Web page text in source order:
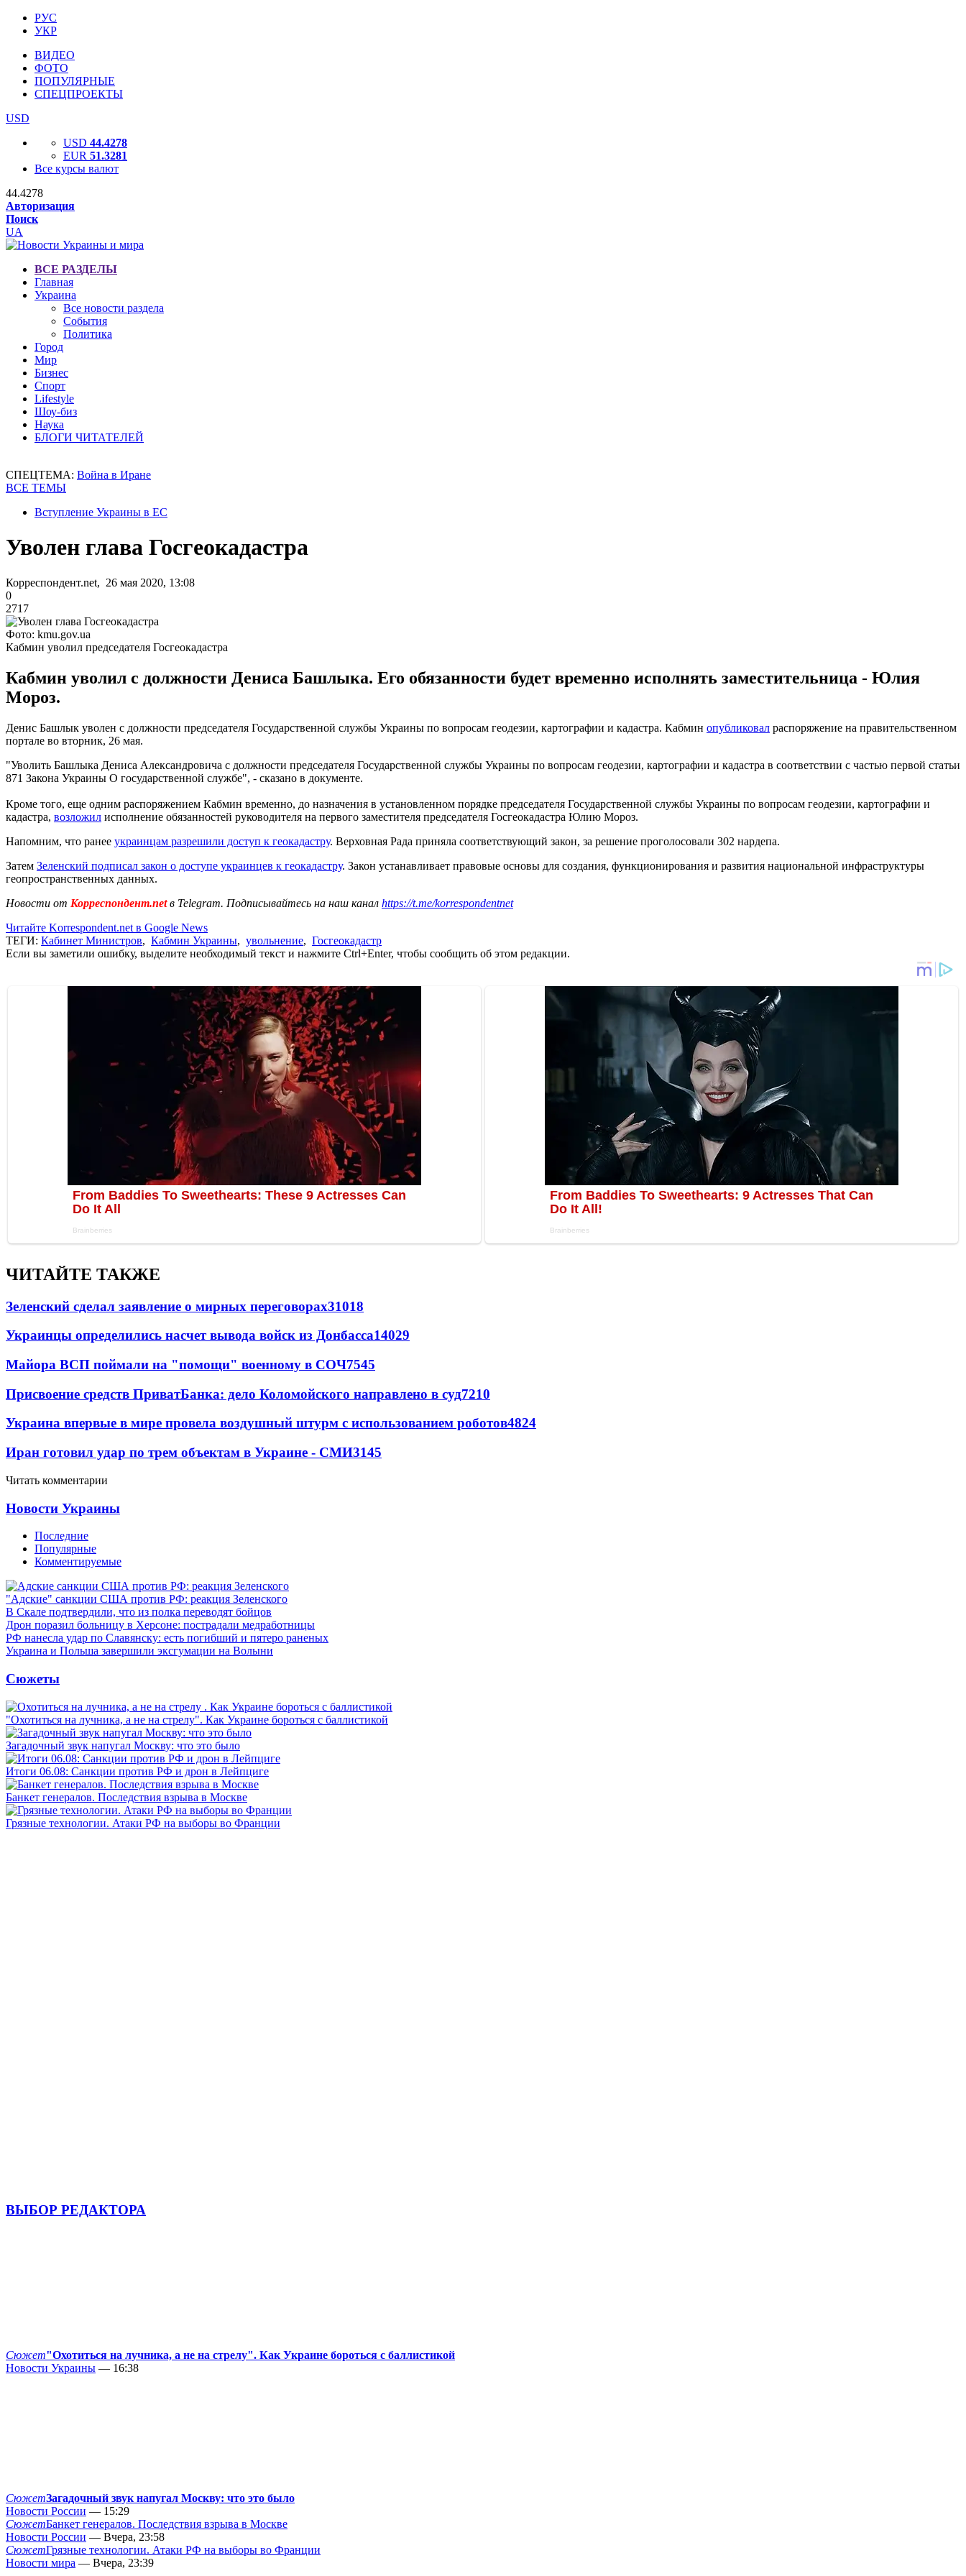
РУС
УКР
ВИДЕО
ФОТО
ПОПУЛЯРНЫЕ
СПЕЦПРОЕКТЫ
USD
USD 44.4278
EUR 51.3281
Все курсы валют
44.4278
Авторизация
Поиск
UA
ВСЕ РАЗДЕЛЫ
Главная
Украина
Все новости раздела
События
Политика
Город
Мир
Бизнес
Спорт
Lifestyle
Шоу-биз
Наука
БЛОГИ ЧИТАТЕЛЕЙ
СПЕЦТЕМА: Война в Иране
ВСЕ ТЕМЫ
Вступление Украины в ЕС
Уволен глава Госгеокадастра
Корреспондент.net, 26 мая 2020, 13:08
0
2717
Фото: kmu.gov.ua
Кабмин уволил председателя Госгеокадастра
Кабмин уволил с должности Дениса Башлыка. Его обязанности будет временно исполнять заместительница - Юлия
Мороз.
Денис Башлык уволен с должности председателя Государственной службы Украины по вопросам геодезии, картографии и кадастра. Кабмин опубликовал распоряжение на правительственном
портале во вторник, 26 мая.
"Уволить Башлыка Дениса Александровича с должности председателя Государственной службы Украины по вопросам геодезии, картографии и кадастра в соответствии с частью первой статьи
871 Закона Украины О государственной службе", - сказано в документе.
Кроме того, еще одним распоряжением Кабмин временно, до назначения в установленном порядке председателя Государственной службы Украины по вопросам геодезии, картографии и
кадастра, возложил исполнение обязанностей руководителя на первого заместителя председателя Госгеокадастра Юлию Мороз.
Напомним, что ранее украинцам разрешили доступ к геокадастру. Верховная Рада приняла соответствующий закон, за решение проголосовали 302 нардепа.
Затем Зеленский подписал закон о доступе украинцев к геокадастру. Закон устанавливает правовые основы для создания, функционирования и развития национальной инфраструктуры
геопространственных данных.
Новости от Корреспондент.netв Telegram. Подписывайтесь на наш канал https://t.me/korrespondentnet
Читайте Korrespondent.net в Google News
ТЕГИ: Кабинет Министров, Кабмин Украины, увольнение, Госгеокадастр
Если вы заметили ошибку, выделите необходимый текст и нажмите Ctrl+Enter, чтобы сообщить об этом редакции.
ЧИТАЙТЕ ТАКЖЕ
Зеленский сделал заявление о мирных переговорах31018
Украинцы определились насчет вывода войск из Донбасса14029
Майора ВСП поймали на "помощи" военному в СОЧ7545
Присвоение средств ПриватБанка: дело Коломойского направлено в суд7210
Украина впервые в мире провела воздушный штурм с использованием роботов4824
Иран готовил удар по трем объектам в Украине - СМИ3145
Читать комментарии
Новости Украины
Последние
Популярные
Комментируемые
"Адские" санкции США против РФ: реакция Зеленского
В Скале подтвердили, что из полка переводят бойцов
Дрон поразил больницу в Херсоне: пострадали медработницы
РФ нанесла удар по Славянску: есть погибший и пятеро раненых
Украина и Польша завершили эксгумации на Волыни
Сюжеты
"Охотиться на лучника, а не на стрелу". Как Украине бороться с баллистикой
Загадочный звук напугал Москву: что это было
Итоги 06.08: Санкции против РФ и дрон в Лейпциге
Банкет генералов. Последствия взрыва в Москве
Грязные технологии. Атаки РФ на выборы во Франции
ВЫБОР РЕДАКТОРА
Сюжет"Охотиться на лучника, а не на стрелу". Как Украине бороться с баллистикой
Новости Украины — 16:38
СюжетЗагадочный звук напугал Москву: что это было
Новости России — 15:29
СюжетБанкет генералов. Последствия взрыва в Москве
Новости России — Вчера, 23:58
СюжетГрязные технологии. Атаки РФ на выборы во Франции
Новости мира — Вчера, 23:39